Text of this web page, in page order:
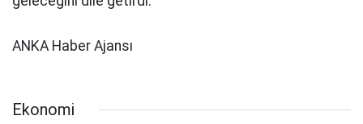
ANKA Haber Ajansı
Ekonomi